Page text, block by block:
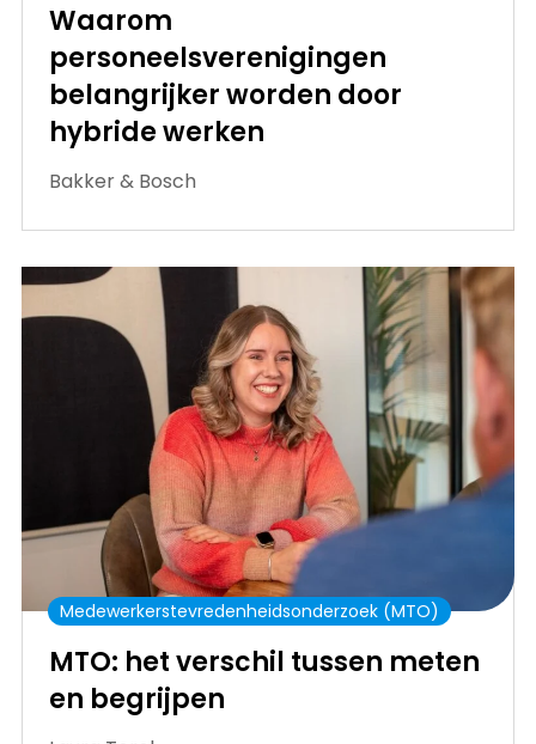
Waarom
personeelsverenigingen
belangrijker worden door
hybride werken
Bakker & Bosch
Medewerkerstevredenheidsonderzoek (MTO)
MTO: het verschil tussen meten
en begrijpen